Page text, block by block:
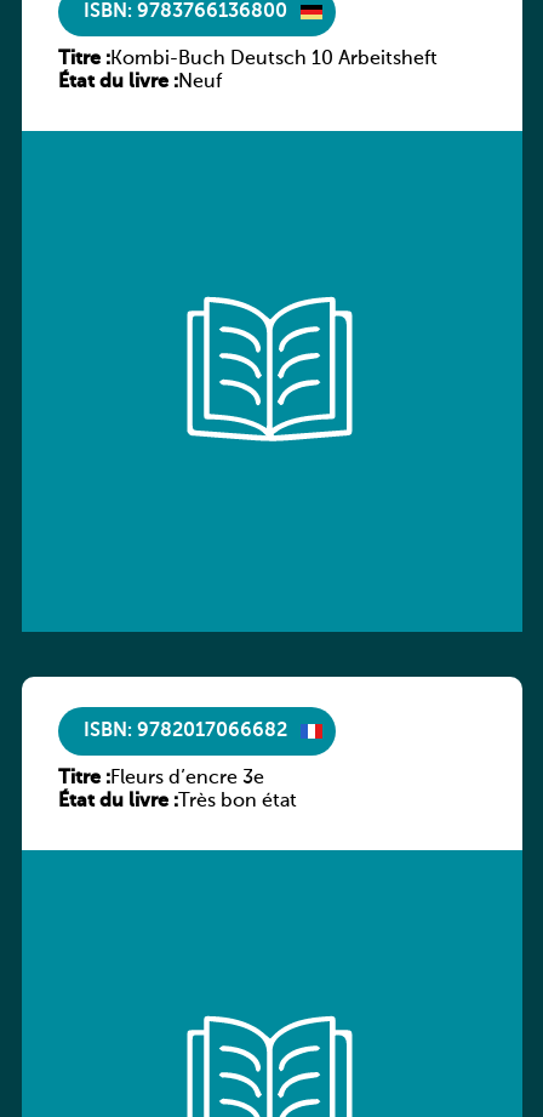
ISBN: 9783766136800
Titre :Kombi-Buch Deutsch 10 Arbeitsheft
État du livre :Neuf
ISBN: 9782017066682
Titre :Fleurs d’encre 3e
État du livre :Très bon état